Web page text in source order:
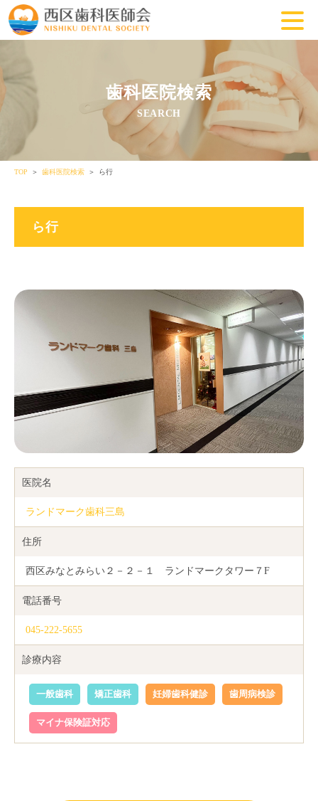
歯科医院検索
SEARCH
TOP 歯科医院検索 ら行
ら行
医院名
ランドマーク歯科三島
住所
西区みなとみらい２－２－１ ランドマークタワー７F
電話番号
045-222-5655
診療内容
一般歯科 矯正歯科 妊婦歯科健診 歯周病検診
マイナ保険証対応